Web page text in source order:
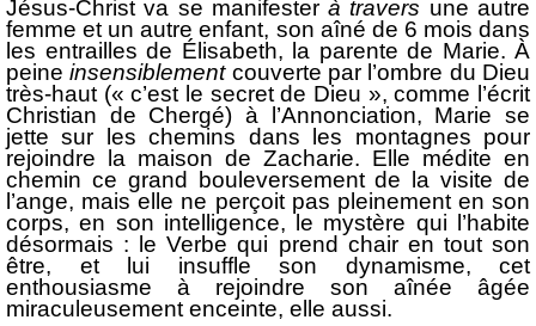
Jésus-Christ va se manifesterà travers une autre
femme et un autre enfant, son aîné de 6 mois dans
les entrailles de Élisabeth, la parente de Marie. À
peineinsensiblementcouverte par l’ombre du Dieu
très-haut (« c’est le secret de Dieu », comme l’écrit
Christian de Chergé) à l’Annonciation, Marie se
jette sur les chemins dans les montagnes pour
rejoindre la maison de Zacharie. Elle médite en
chemin ce grand bouleversement de la visite de
l’ange, mais elle ne perçoit pas pleinement en son
corps, en son intelligence, le mystère qui l’habite
désormais : le Verbe qui prend chair en tout son
être, et lui insuffle son dynamisme, cet
enthousiasme à rejoindre son aînée âgée
miraculeusement enceinte, elle aussi.